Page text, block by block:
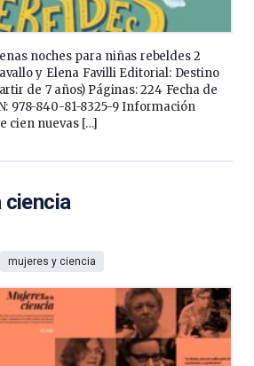
noches para niñas rebeldes 2
y Elena Favilli Editorial: Destino
de 7 años) Páginas: 224 Fecha de
978-840-81-8325-9 Información
cien nuevas […]
ciencia
mujeres y ciencia